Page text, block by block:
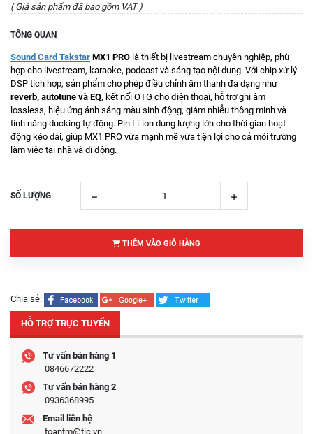
( Giá sản phẩm đã bao gồm VAT )
TỔNG QUAN
Sound Card Takstar MX1 PRO là thiết bị livestream chuyên nghiệp, phù
hợp cho livestream, karaoke, podcast và sáng tạo nội dung. Với chip xử lý
DSP tích hợp, sản phẩm cho phép điều chỉnh âm thanh đa dạng như
reverb, autotune và EQ, kết nối OTG cho điện thoại, hỗ trợ ghi âm
lossless, hiệu ứng ánh sáng màu sinh động, giảm nhiễu thông minh và
tính năng ducking tự động. Pin Li-ion dung lượng lớn cho thời gian hoạt
động kéo dài, giúp MX1 PRO vừa mạnh mẽ vừa tiện lợi cho cả môi trường
làm việc tại nhà và di động.
SỐ LƯỢNG
THÊM VÀO GIỎ HÀNG
Chia sẻ:
HỖ TRỢ TRỰC TUYẾN
Tư vấn bán hàng 1
0846672222
Tư vấn bán hàng 2
0936368995
Email liên hệ
toantm@tic.vn